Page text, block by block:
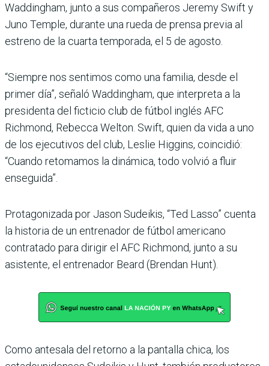
Waddingham, junto a sus compañeros Jeremy Swift y
Juno Temple, durante una rueda de prensa previa al
estreno de la cuarta temporada, el 5 de agosto.
“Siempre nos sentimos como una familia, desde el
primer día”, señaló Waddingham, que interpreta a la
presidenta del ficticio club de fútbol inglés AFC
Richmond, Rebecca Welton. Swift, quien da vida a uno
de los ejecutivos del club, Leslie Higgins, coincidió:
“Cuando retomamos la dinámica, todo volvió a fluir
enseguida”.
Protagonizada por Jason Sudeikis, “Ted Lasso” cuenta
la historia de un entrenador de fútbol americano
contratado para dirigir el AFC Richmond, junto a su
asistente, el entrenador Beard (Brendan Hunt).
Como antesala del retorno a la pantalla chica, los